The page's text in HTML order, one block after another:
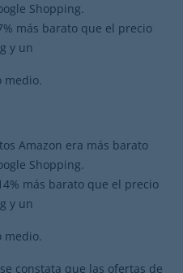
Shopping.
más barato que el precio
y un
medio.
Amazon era más barato
Shopping.
más barato que el precio
y un
medio.
constata que las ofertas de